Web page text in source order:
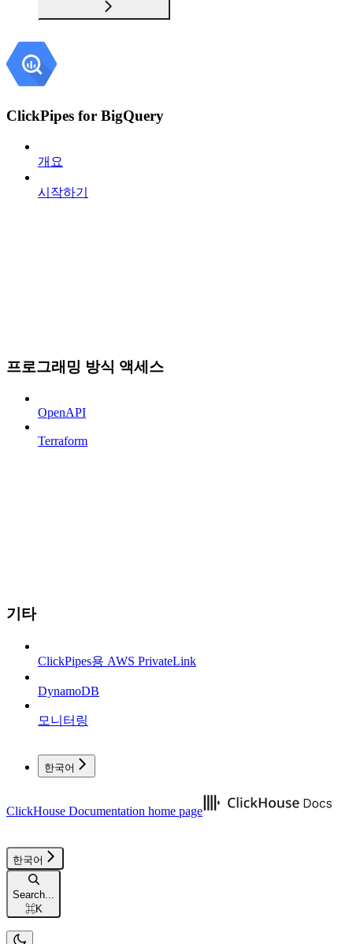
ClickPipes for BigQuery
개요
시작하기
프로그래밍 방식 액세스
OpenAPI
Terraform
기타
ClickPipes용 AWS PrivateLink
DynamoDB
모니터링
한국어
ClickHouse Documentation home page
한국어
Search...
⌘K